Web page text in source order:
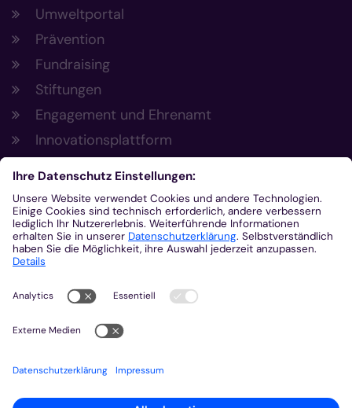
Umweltportal
Prävention
Fundraising
Stiftungen
Engagement und Ehrenamt
Innovationsplattform
Aus der Plattform
Nachrichten
Veranstaltungen
Gottesdienste
Stellenangebote
Kirchenzeitung
Amtsblatt (Kirchlicher Anzeiger)
Rechtsdatenbank
Meldestelle gemäß Hinweisgeberschutzgesetz